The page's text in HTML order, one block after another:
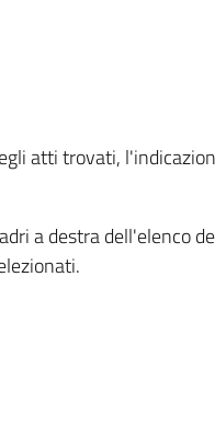
atti trovati,
a destra dell'elenco